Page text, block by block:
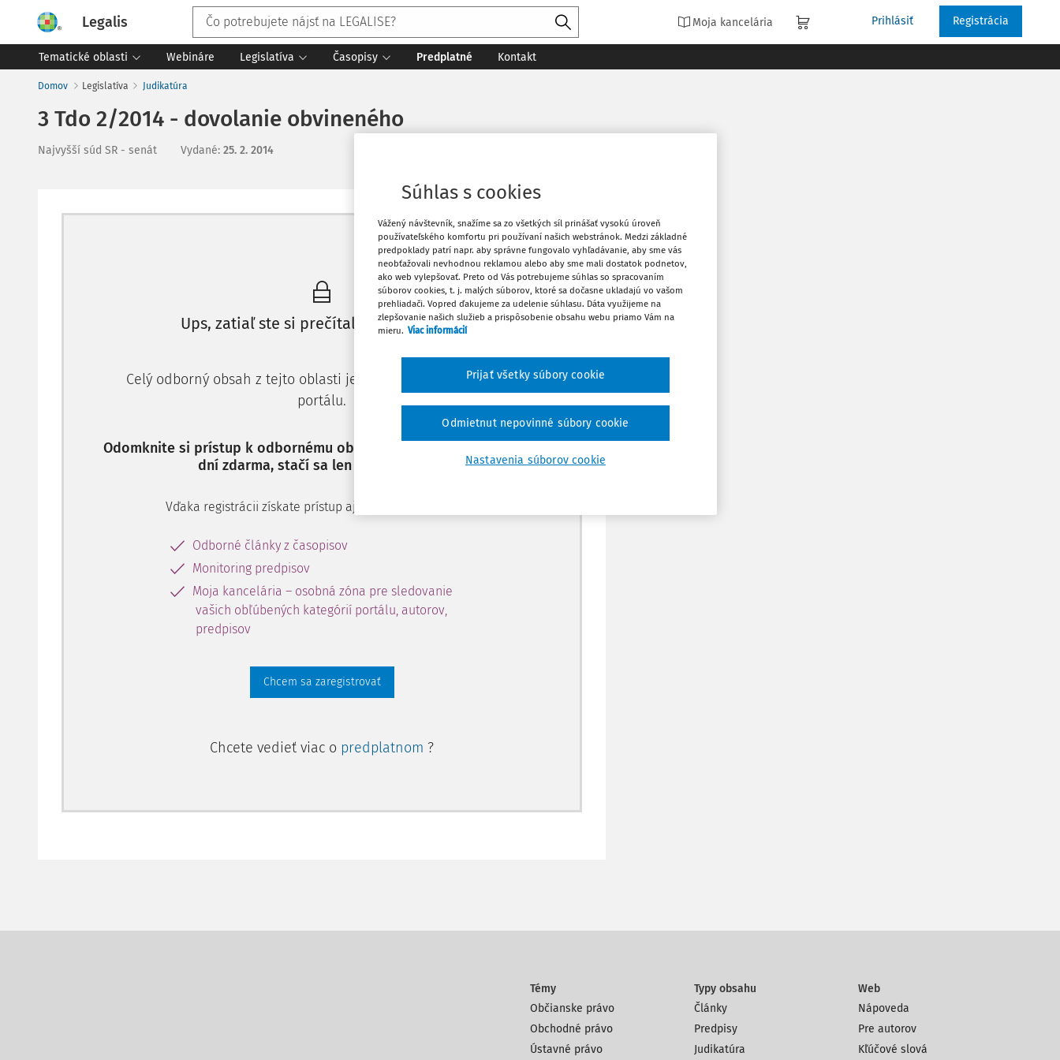
Legalis Moja kancelária Prihlásiť Registrácia
Tematické oblasti Webináre Legislatíva Časopisy Predplatné Kontakt
Domov Legislatíva Judikatúra
3 Tdo 2/2014 - dovolanie obvineného
Najvyšší súd SR - senát Vydané: 25. 2. 2014
Máte predplatné? Prihláste sa
Ups, zatiaľ ste si prečítali len začiatok...
Celý odborný obsah z tejto oblasti je dostupný predplatiteľom
portálu.
Odomknite si prístup k odbornému obsahu a získajte prístup na 10
dní zdarma, stačí sa len zaregistrovať.
Vďaka registrácii získate prístup aj k vybranému obsahu:
Odborné články z časopisov
Monitoring predpisov
Moja kancelária – osobná zóna pre sledovanie
vašich obľúbených kategórií portálu, autorov,
predpisov
Chcem sa zaregistrovať
Chcete vedieť viac o predplatnom ?
Vytlačiť
Obľúbené
Stiahnuť
Témy
Občianske právo
Obchodné právo
Ústavné právo
Typy obsahu
Články
Predpisy
Judikatúra
Web
Nápoveda
Pre autorov
Kľúčové slová
Súhlas s cookies
Vážený návštevník, snažíme sa zo všetkých síl prinášať vysokú úroveň
používateľského komfortu pri používaní našich webstránok. Medzi základné
predpoklady patrí napr. aby správne fungovalo vyhľadávanie, aby sme vás
neobťažovali nevhodnou reklamou alebo aby sme mali dostatok podnetov,
ako web vylepšovať. Preto od Vás potrebujeme súhlas so spracovaním
súborov cookies, t. j. malých súborov, ktoré sa dočasne ukladajú vo vašom
prehliadači. Vopred ďakujeme za udelenie súhlasu. Dáta využijeme na
zlepšovanie našich služieb a prispôsobenie obsahu webu priamo Vám na
mieru. Viac informácií
Nastavenia súborov cookie
Odmietnut nepovinné súbory cookie
Prijať všetky súbory cookie